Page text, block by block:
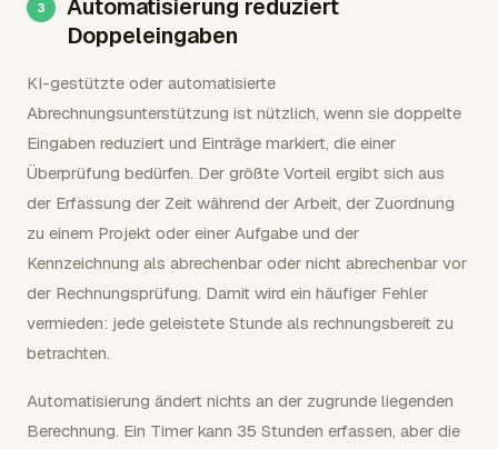
Automatisierung reduziert
Doppeleingaben
KI-gestützte oder automatisierte
Abrechnungsunterstützung ist nützlich, wenn sie doppelte
Eingaben reduziert und Einträge markiert, die einer
Überprüfung bedürfen. Der größte Vorteil ergibt sich aus
der Erfassung der Zeit während der Arbeit, der Zuordnung
zu einem Projekt oder einer Aufgabe und der
Kennzeichnung als abrechenbar oder nicht abrechenbar vor
der Rechnungsprüfung. Damit wird ein häufiger Fehler
vermieden: jede geleistete Stunde als rechnungsbereit zu
betrachten.
Automatisierung ändert nichts an der zugrunde liegenden
Berechnung. Ein Timer kann 35 Stunden erfassen, aber die